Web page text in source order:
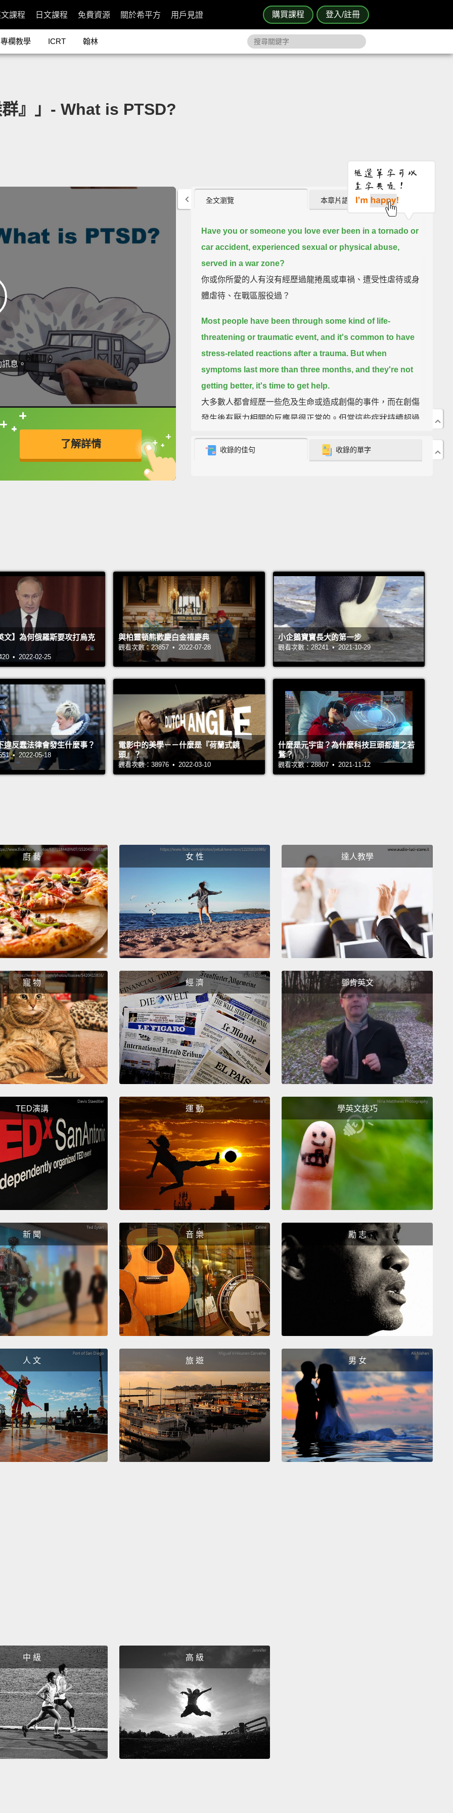
購買課程 登入/註冊
課程 日文課程 免費資源 關於希平方 用戶見證
專欄教學 ICRT 翰林
』」- What is PTSD?
息。
了解詳情
接查字典喔！
英
全文瀏覽 本章片語 (4)
Have you or someone you love ever been in a tornado or
car accident, experienced sexual or physical abuse,
served in a war zone?
你或你所愛的人有沒有經歷過龍捲風或車禍、遭受性虐待或身
體虐待、在戰區服役過？
Most people have been through some kind of life-
threatening or traumatic event, and it's common to have
stress-related reactions after a trauma. But when
symptoms last more than three months, and they're not
getting better, it's time to get help.
大多數人都會經歷一些危及生命或造成創傷的事件，而在創傷
發生後有壓力相關的反應是很正常的。但當這些症狀持續超過
He recently returned from serving in Iraq. For
on edge to really enjoy it.
見見 Sam。他最近剛結束在伊拉克的軍旅生活並返家。對多數
人來說，進到棒球場或人來人往的超商雜貨店這類擁擠的地方
是很自在的，但 Sam 卻不是如此。原本這會是很棒的夜晚－
－帶著太太 Tara 到餐廳用餐－－但現在對他來說一點也不有
趣。他要背對牆壁，能清楚看得見逃生口，才能撐得下去繼續
用餐，即便如此，他還是緊張得無法好好享用。
At home, things aren't the way they used to be, either.
sleep is restless at best. And some nights, Tara isn't sure
if Sam comes to bed at all. Sam seems to have a short
fuse these days.
And sometimes he snaps at Tara over
tiny misunderstandings.
即使在家裡，情況也變得和平時不同了。他輾轉反側，但這還
What he and Tara never talk about is the trauma he
experienced when he was deployed. He's never
mentioned the guilt.
The weight he carries around,
wishing he could have done more to prevent what
happened. Instead, he's turned inward, pulling away from
family and friends.
他和 Tara 從來沒談過的是他從軍期間經歷的創傷。他從沒提
能避免事情發生。他反而變得越來越內向，遠離家人和朋友。
Tara tried to give him some space,
but after months
passing without change,
she really started to worry. She
was the one to finally say what they were both thinking:
It's time to get help.
Tara 試著給他一點空間，但幾個月過去，情況依然糟，她開始
擔心了。她最後終於說出兩人都在想的事情：是時候尋求幫助
了。
That's when Sam finally decided to take action. He
reached out to a doctor who told him about PTSD,
or
post-traumatic stress disorder. Sam's symptoms were
getting in the way of enjoying his life.
Reexperiencing,
hyperarousal, feeling worse about yourself or the world,
and avoidance are the four types of symptoms people
with PTSD have. Sam's doctor explained each.
那時 Sam 終於決定要採取行動。他向一個醫生尋求協助，醫
生帶他認識 PTSD 這個疾病，也就是「創傷後壓力症候群」。
Sam 的症狀讓他無法好好享受生活。創傷經驗再體驗、過度警
覺、對自身或世界抱持負面情緒，以及逃避狀態是 PTSD 的四
種症狀。Sam 的醫生一一解釋每種症狀。
The first is reliving the event, or reexperiencing. This is
often an unwanted memory or even a flashback, where
you feel like you're right back into the situation again.
Seeing, hearing, or even smelling something that reminds
you of the trauma can trigger these.
Nightmares where
you relive parts of the event in your sleep are common,
too.
第一種是再體驗事件，或再經歷。這通常是一段不願回想的回
憶或是閃過的片段記憶，讓你覺得你再次回到創傷的情境中。
中，或用酒精麻痺自己，避免自己的思緒重回創傷經驗。
The third is feeling worse about yourself or the world
since the trauma.
Sam, or not trust anyone.
feel happy, even when you are around people you love.
第三個症狀是經歷創傷後，就對自我和世界抱持負面情緒。你
可能會有難以抑制的罪惡感，就像 Sam 一樣，或是不信任他
收錄的佳句 收錄的單字
文】為何俄羅斯要攻打烏克
• 2022-02-25
與柏靈頓熊歡慶白金禧慶典
觀看次數：23857 • 2022-07-28
小企鵝寶寶長大的第一步
觀看次數：28241 • 2021-10-29
違反蠢法律會發生什麼事？
• 2022-05-18
電影中的美學－－什麼是『荷蘭式鏡
頭』？
觀看次數：38976 • 2022-03-10
什麼是元宇宙？為什麼科技巨頭都趨之若
鶩？
觀看次數：28807 • 2021-11-12
廚 藝 女 性 達人教學
寵 物 經 濟 鄧肯英文
TED演講 運 動 學英文技巧
新 聞 音 樂 勵 志
人 文 旅 遊 男 女
中 級 高 級